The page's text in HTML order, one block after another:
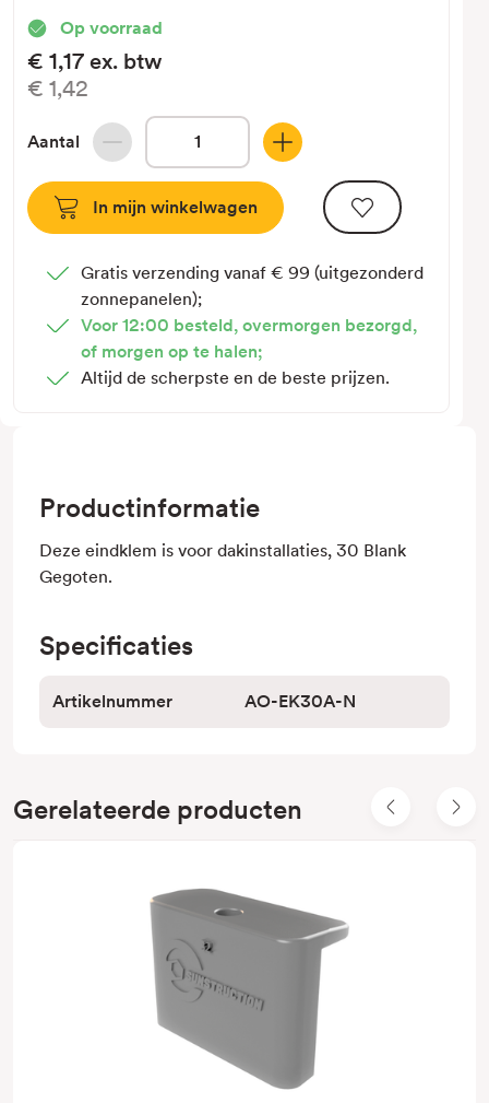
Op voorraad
€1,17 ex. btw
€1,42
Aantal
Hoeveelheid
verlagen
van
Sunstruction
30
Blank
Gegoten
Hoeveelheid
verhogen
van
Sunstruction
30
Gegoten
Gratis verzending vanaf € 99 (uitgezonderd
zonnepanelen);
Voor 12:00 besteld, overmorgen bezorgd,
of morgen op te halen;
Altijd de scherpste en de beste prijzen.
Productinformatie
Deze eindklem is voor dakinstallaties, 30 Blank
Gegoten.
Specificaties
Artikelnummer AO-EK30A-N
Gerelateerde producten